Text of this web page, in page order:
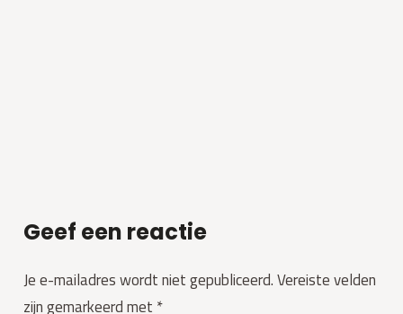
Geef een reactie
Je e-mailadres wordt niet gepubliceerd.Vereiste velden
zijn gemarkeerd met *